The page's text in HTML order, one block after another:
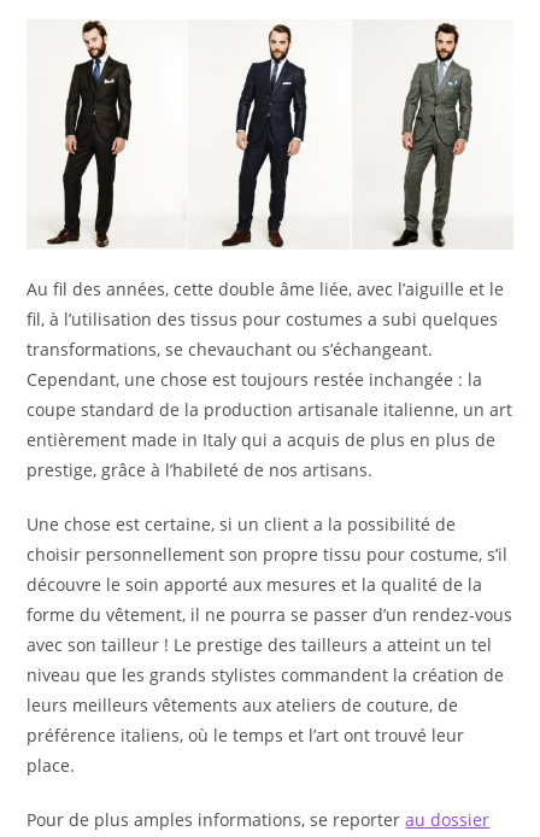
Au fil des années, cette double âme liée, avec l’aiguille et le
fil, à l’utilisation des tissus pour costumes a subi quelques
transformations, se chevauchant ou s’échangeant.
Cependant, une chose est toujours restée inchangée : la
coupe standard de la production artisanale italienne, un art
entièrement made in Italy qui a acquis de plus en plus de
prestige, grâce à l’habileté de nos artisans.
Une chose est certaine, si un client a la possibilité de
choisir personnellement son propre tissu pour costume, s’il
découvre le soin apporté aux mesures et la qualité de la
forme du vêtement, il ne pourra se passer d’un rendez-vous
avec son tailleur ! Le prestige des tailleurs a atteint un tel
niveau que les grands stylistes commandent la création de
leurs meilleurs vêtements aux ateliers de couture, de
préférence italiens, où le temps et l’art ont trouvé leur
place.
Pour de plus amples informations, se reporterau dossier